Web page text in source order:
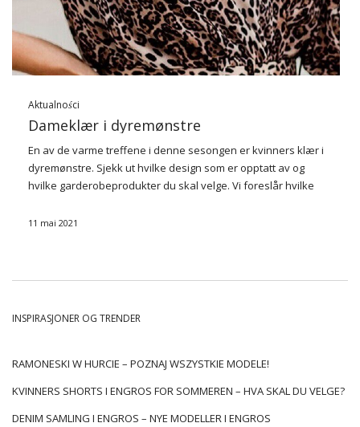
Aktualności
Dameklær i dyremønstre
En av de varme treffene i denne sesongen er kvinners klær i
dyremønstre. Sjekk ut hvilke design som er opptatt av og
hvilke garderobeprodukter du skal velge. Vi foreslår hvilke
andre …
11 mai 2021
INSPIRASJONER OG TRENDER
RAMONESKI W HURCIE – POZNAJ WSZYSTKIE MODELE!
KVINNERS SHORTS I ENGROS FOR SOMMEREN – HVA SKAL DU VELGE?
DENIM SAMLING I ENGROS – NYE MODELLER I ENGROS